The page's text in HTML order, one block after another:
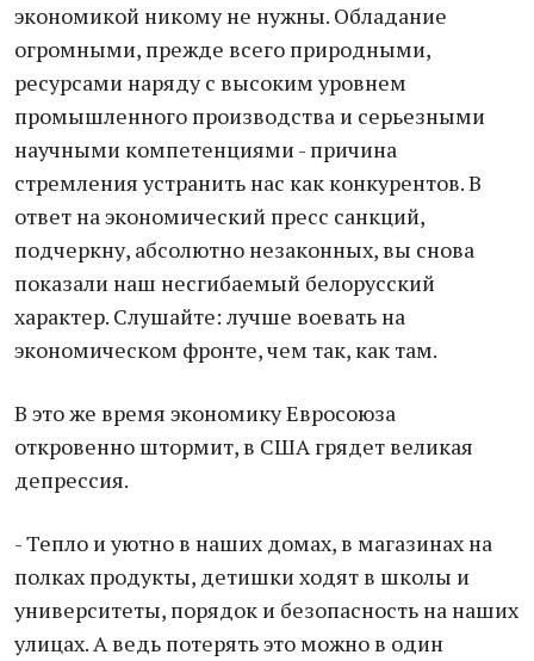
экономикой никому не нужны. Обладание
огромными, прежде всего природными,
ресурсами наряду с высоким уровнем
промышленного производства и серьезными
научными компетенциями - причина
стремления устранить нас как конкурентов. В
ответ на экономический пресс санкций,
подчеркну, абсолютно незаконных, вы снова
показали наш несгибаемый белорусский
характер. Слушайте: лучше воевать на
экономическом фронте, чем так, как там.
В это же время экономику Евросоюза
откровенно штормит, в США грядет великая
депрессия.
- Тепло и уютно в наших домах, в магазинах на
полках продукты, детишки ходят в школы и
университеты, порядок и безопасность на наших
улицах. А ведь потерять это можно в один